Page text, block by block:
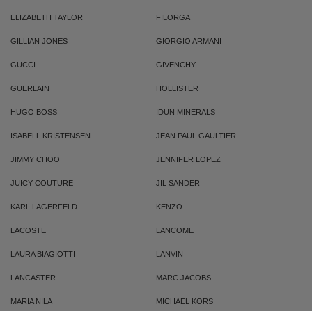
ELIZABETH TAYLOR FILORGA
GILLIAN JONES GIORGIO ARMANI
GUCCI GIVENCHY
GUERLAIN HOLLISTER
HUGO BOSS IDUN MINERALS
ISABELL KRISTENSEN JEAN PAUL GAULTIER
JIMMY CHOO JENNIFER LOPEZ
JUICY COUTURE JIL SANDER
KARL LAGERFELD KENZO
LACOSTE LANCOME
LAURA BIAGIOTTI LANVIN
LANCASTER MARC JACOBS
MARIA NILA MICHAEL KORS